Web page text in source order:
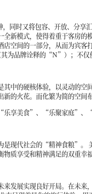
同时又将包容、开放、分
模式，使得着重于客房的
空间的一部分，从而为宾
为品牌诠释的“N”）；不仅
硬核体验，以灵动的空
的火花。而化繁为简的空间
乐享美食”、“乐聚家庭”
现代社会的“精神食粮”
质享受和精神满足的双重幸福
发展实现良好开局。在未